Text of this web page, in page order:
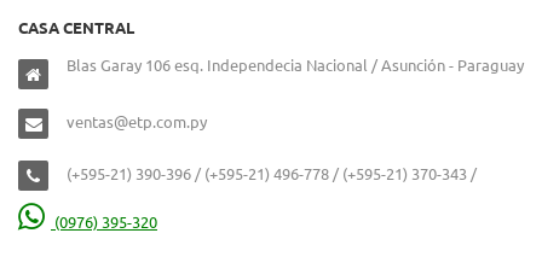
CASA CENTRAL
Blas Garay 106 esq. Independecia Nacional / Asunción - Paraguay
ventas@etp.com.py
(+595-21) 390-396 / (+595-21) 496-778 / (+595-21) 370-343 /
(0976) 395-320